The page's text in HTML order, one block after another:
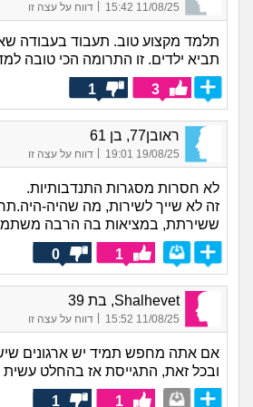
11/08/25 15:42
| דווח על עצה זו
תלמד מקצוע טוב. תעבוד בעבודה
תביא ילדים. זו התרומה הכי טובה
3
1
ראובן77, בן 61
19/08/25 19:01
| דווח על עצה זו
לא חסרות מסגרות התנדבותיות.
זה לא שייך לשירות, מה שהיה-
ששירתת, במציאות בה הרבה
1
0
Shalhevet, בת 39
11/08/25 15:52 דווח על עצה זו
אם אתה מחפש תמיד יש ארגונים
ובכל זאת, התגייסת אז בהחלט
1
1